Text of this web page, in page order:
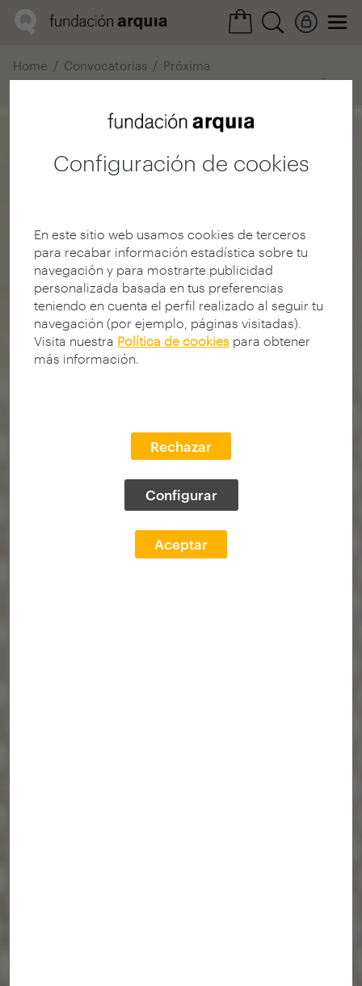
Configuración de cookies
En este sitio web usamos cookies de terceros
para recabar información estadística sobre tu
navegación y para mostrarte publicidad
personalizada basada en tus preferencias
teniendo en cuenta el perfil realizado al seguir tu
navegación (por ejemplo, páginas visitadas).
Visita nuestra Política de cookies para obtener
más información.
Rechazar
Configurar
Aceptar
Home Convocatorias
Próxima
Ficha realización